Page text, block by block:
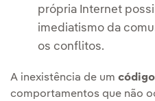
própria Internet
imediatismo da
os conflitos.
A inexistência de um
comportamentos que não